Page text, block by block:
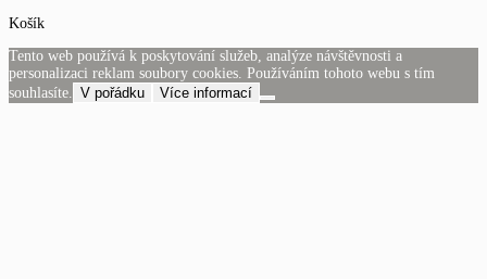
Košík
Tento web používá k poskytování služeb, analýze návštěvnosti a
personalizaci reklam soubory cookies. Používáním tohoto webu s tím
souhlasíte. V pořádku Více informací